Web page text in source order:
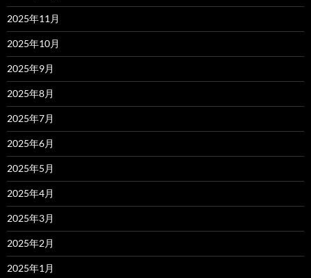
2025年11月
2025年10月
2025年9月
2025年8月
2025年7月
2025年6月
2025年5月
2025年4月
2025年3月
2025年2月
2025年1月